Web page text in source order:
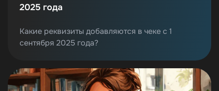
2025 года
Какие реквизиты добавляются в чеке с 1
сентября 2025 года?